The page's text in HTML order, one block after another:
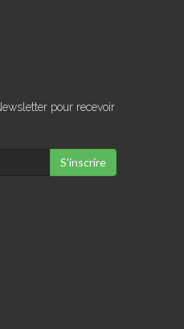
pour recevoir
S'inscrire